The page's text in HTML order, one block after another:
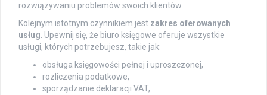
rozwiązywaniu problemów swoich klientów.
Kolejnym istotnym czynnikiem jest zakres oferowanych
usług. Upewnij się, że biuro księgowe oferuje wszystkie
usługi, których potrzebujesz, takie jak:
obsługa księgowości pełnej i uproszczonej,
rozliczenia podatkowe,
sporządzanie deklaracji VAT,